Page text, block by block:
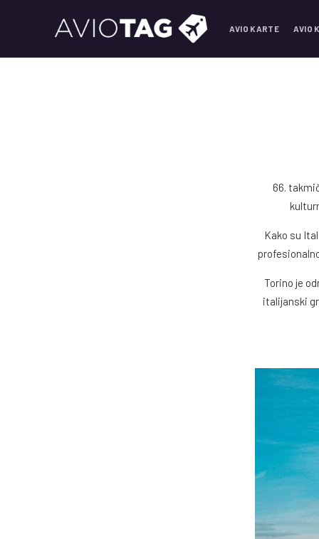
AVIO KARTE AVIO
66.
Kako su
Torino je
italijanski